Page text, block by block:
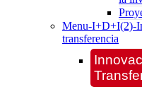
Menu-I+D+I(2)-
transferencia